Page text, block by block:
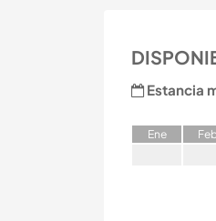
Estancia
Ene F